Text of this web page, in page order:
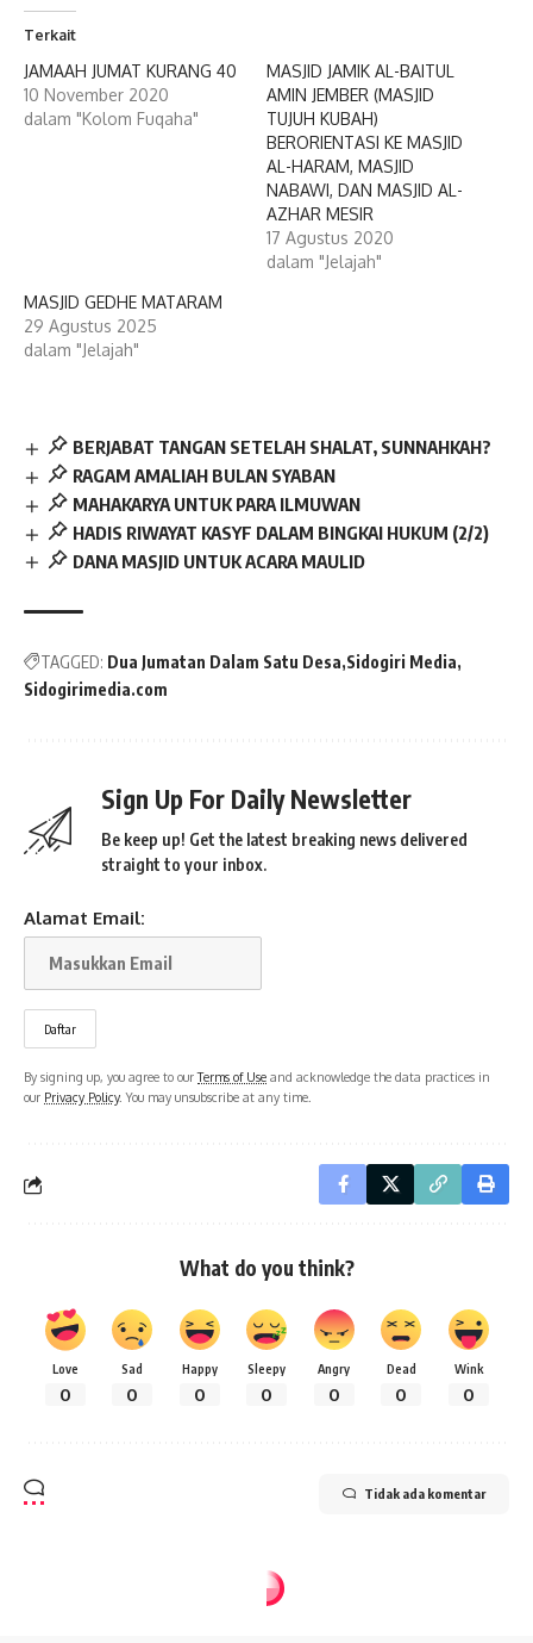
Terkait
JAMAAH JUMAT KURANG 40
10 November 2020
dalam "Kolom Fuqaha"
MASJID JAMIK AL-BAITUL
AMIN JEMBER (MASJID
TUJUH KUBAH)
BERORIENTASI KE MASJID
AL-HARAM, MASJID
NABAWI, DAN MASJID AL-
AZHAR MESIR
17 Agustus 2020
dalam "Jelajah"
MASJID GEDHE MATARAM
29 Agustus 2025
dalam "Jelajah"
BERJABAT TANGAN SETELAH SHALAT, SUNNAHKAH?
RAGAM AMALIAH BULAN SYABAN
MAHAKARYA UNTUK PARA ILMUWAN
HADIS RIWAYAT KASYF DALAM BINGKAI HUKUM (2/2)
DANA MASJID UNTUK ACARA MAULID
TAGGED: Dua Jumatan Dalam Satu Desa Sidogiri Media
Sidogirimedia.com
Sign Up For Daily Newsletter
Be keep up! Get the latest breaking news delivered
straight to your inbox.
Alamat Email:
By signing up, you agree to ourTerms of Use and acknowledge the data practices in
our Privacy Policy. You may unsubscribe at any time.
What do you think?
Love
0
Sad
0
Happy
0
Sleepy
0
Angry
0
Dead
0
Wink
0
Tidak ada komentar